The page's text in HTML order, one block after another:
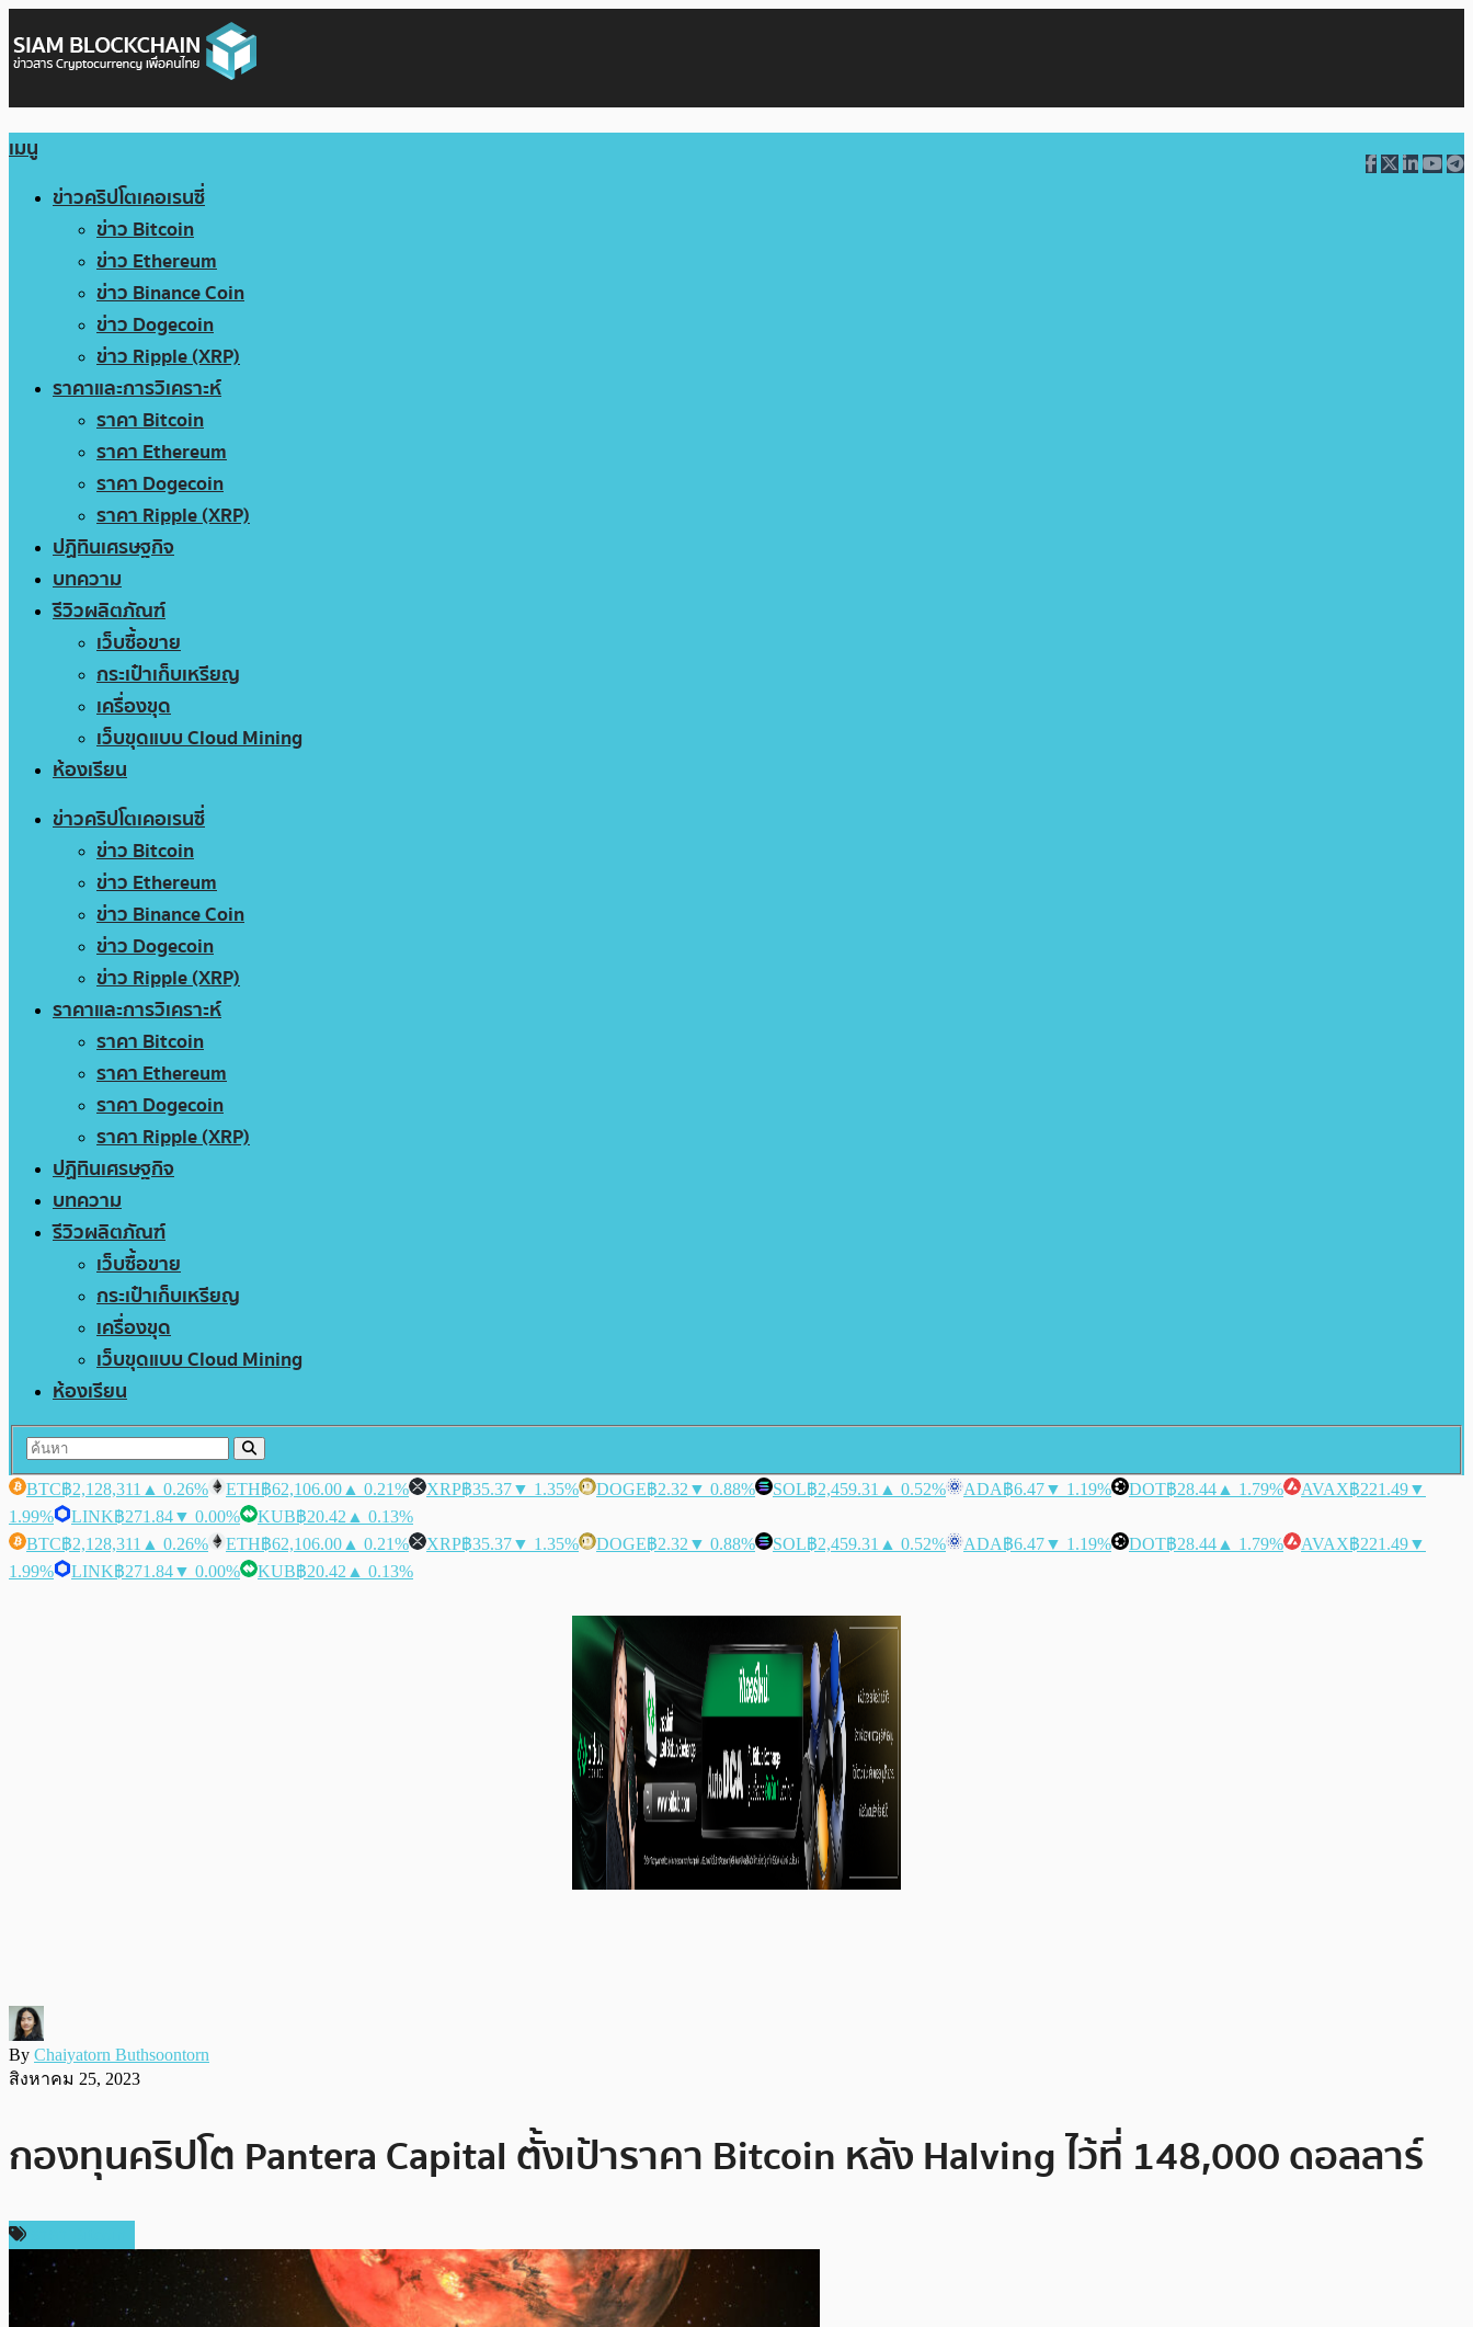
เมนู
ข่าวคริปโตเคอเรนซี่
ข่าว Bitcoin
ข่าว Ethereum
ข่าว Binance Coin
ข่าว Dogecoin
ข่าว Ripple (XRP)
ราคาและการวิเคราะห์
ราคา Bitcoin
ราคา Ethereum
ราคา Dogecoin
ราคา Ripple (XRP)
ปฏิทินเศรษฐกิจ
บทความ
รีวิวผลิตภัณฑ์
เว็บซื้อขาย
กระเป๋าเก็บเหรียญ
เครื่องขุด
เว็บขุดแบบ Cloud Mining
ห้องเรียน
ข่าวคริปโตเคอเรนซี่
ข่าว Bitcoin
ข่าว Ethereum
ข่าว Binance Coin
ข่าว Dogecoin
ข่าว Ripple (XRP)
ราคาและการวิเคราะห์
ราคา Bitcoin
ราคา Ethereum
ราคา Dogecoin
ราคา Ripple (XRP)
ปฏิทินเศรษฐกิจ
บทความ
รีวิวผลิตภัณฑ์
เว็บซื้อขาย
กระเป๋าเก็บเหรียญ
เครื่องขุด
เว็บขุดแบบ Cloud Mining
ห้องเรียน
BTC฿2,128,311 ▲ 0.26% ETH฿62,106.00 ▲ 0.21% XRP฿35.37▼ 1.35% DOGE฿2.32 ▼ 0.88% SOL฿2,459.31 ▲ 0.52% ADA฿6.47▼ 1.19% DOT฿28.44 ▲ 1.79% AVAX฿221.49▼
1.99%
LINK฿271.84▼ 0.00% KUB฿20.42 ▲ 0.13%
BTC฿2,128,311 ▲ 0.26% ETH฿62,106.00 ▲ 0.21% XRP฿35.37▼ 1.35% DOGE฿2.32 ▼ 0.88% SOL฿2,459.31 ▲ 0.52% ADA฿6.47▼ 1.19% DOT฿28.44 ▲ 1.79% AVAX฿221.49▼
1.99%
LINK฿271.84▼ 0.00% KUB฿20.42 ▲ 0.13%
By Chaiyatorn Buthsoontorn
สิงหาคม 25, 2023
กองทุนคริปโต Pantera Capital ตั้งเป้าราคา Bitcoin หลัง Halving ไว้ที่ 148,000 ดอลลาร์